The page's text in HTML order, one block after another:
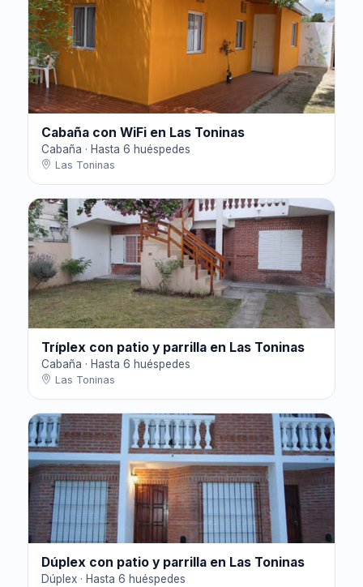
Cabaña con WiFi en Las Toninas
Cabaña · Hasta 6 huéspedes
Las Toninas
Tríplex con patio y parrilla en Las Toninas
Cabaña · Hasta 6 huéspedes
Las Toninas
Dúplex con patio y parrilla en Las Toninas
Dúplex · Hasta 6 huéspedes